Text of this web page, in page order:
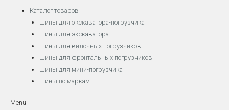
Каталог товаров
Шины для экскаватора-погрузчика
Шины для экскаватора
Шины для вилочных погрузчиков
Шины для фронтальных погрузчиков
Шины для мини-погрузчика
Шины по маркам
Menu